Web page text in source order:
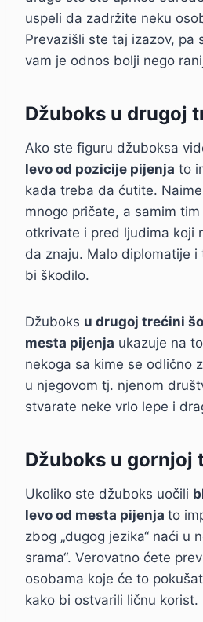
uspeli da zadržite neku
Prevazišli ste taj izazov, pa
vam je odnos bolji nego
Džuboks u drugoj
Ako ste figuru džuboksa
levo od pozicije pijenja to
kada treba da ćutite.
mnogo pričate, a samim
otkrivate i pred ljudima koji
da znaju. Malo diplomatije
bi škodilo.
Džuboks u drugoj trećini
mesta pijenja ukazuje na
nekoga sa kime se odlično
u njegovom tj. njenom
stvarate neke vrlo lepe i
Džuboks u gornjoj
Ukoliko ste džuboks uočili
levo od mesta pijenja to
zbog „dugog jezika“ naći u
srama“. Verovatno ćete
osobama koje će to
kako bi ostvarili ličnu korist.